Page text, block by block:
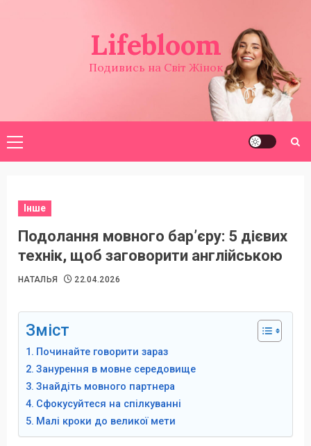
Lifebloom
Подивись на Світ Жінок
Головне
меню
Інше
Подолання мовного бар’єру: 5 дієвих
технік, щоб заговорити англійською
НАТАЛЬЯ 22.04.2026
Зміст
Починайте говорити зараз
Занурення в мовне середовище
Знайдіть мовного партнера
Сфокусуйтеся на спілкуванні
Малі кроки до великої мети